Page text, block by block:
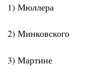
1) Мюллера
2) Минковского
3) Мартине